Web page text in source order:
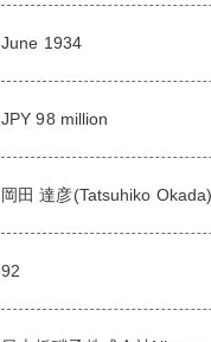
June 1934
JPY 98 million
岡田 達彦(Tatsuhiko Okada)
92